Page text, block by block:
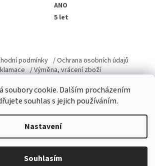
soubory cookie. Dalším procházením
souhlas s jejich používáním.
Nastavení
Souhlasím
ANO
5 let
podmínky / Ochrana osobních údajů
/ Výměna, vrácení zboží
. Všechna práva vyhrazena.Upravit
nastavení cookies